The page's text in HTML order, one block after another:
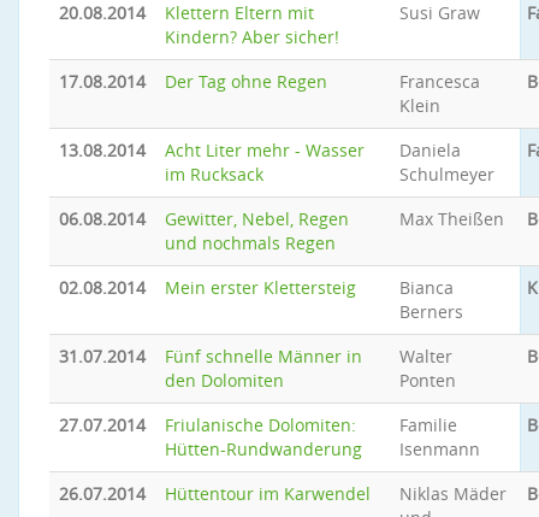
20.08.2014
Klettern Eltern mit
Kindern? Aber sicher!
Susi Graw
17.08.2014 Der Tag ohne Regen
Francesca
Klein
13.08.2014
Acht Liter mehr - Wasser
im Rucksack
Daniela
Schulmeyer
06.08.2014
Gewitter, Nebel, Regen
und nochmals Regen
Max Theißen
02.08.2014 Mein erster Klettersteig
Bianca
Berners
31.07.2014
Fünf schnelle Männer in
den Dolomiten
Walter
Ponten
27.07.2014
Friulanische Dolomiten:
Hütten-Rundwanderung
Familie
Isenmann
26.07.2014 Hüttentour im Karwendel
Niklas Mäder